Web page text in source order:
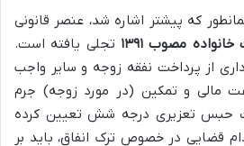
که پیشتر اشاره شد، عنصر قانونی
تجلی یافته است.
از پرداخت نفقه زوجه و سایر واجب
مالی و تمکین (در مورد زوجه) جرم
حبس تعزیری درجه شش تعیین کرده
قضایی در خصوص ترک انفاق، باید بر